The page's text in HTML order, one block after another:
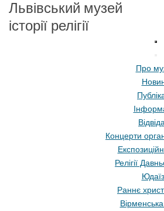
Львівський музей
історії релігії
Про
Концерти
Релігії
Раннє